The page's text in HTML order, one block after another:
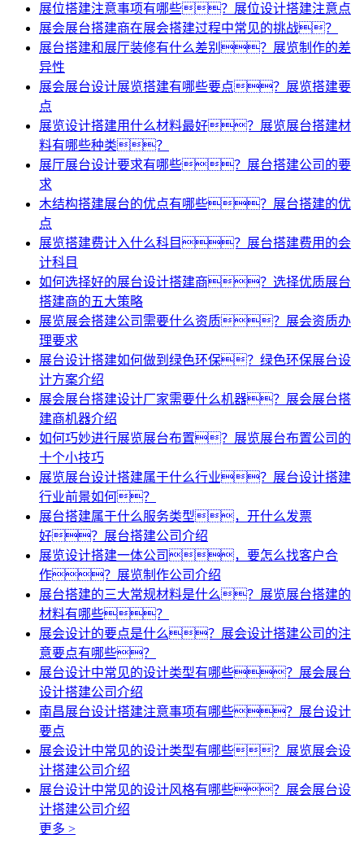
展位搭建注意事项有哪些？展位设计搭建注意点
展会展台搭建商在展会搭建过程中常见的挑战？
展台搭建和展厅装修有什么差别？展览制作的差
异性
展会展台设计展览搭建有哪些要点？展览搭建要
点
展览设计搭建用什么材料最好？展览展台搭建材
料有哪些种类？
展厅展台设计要求有哪些？展台搭建公司的要
求
木结构搭建展台的优点有哪些？展台搭建的优
点
展览搭建费计入什么科目？展台搭建费用的会
计科目
如何选择好的展台设计搭建商？选择优质展台
搭建商的五大策略
展览展会搭建公司需要什么资质？展会资质办
理要求
展台设计搭建如何做到绿色环保？绿色环保展台设
计方案介绍
展会展台搭建设计厂家需要什么机器？展会展台搭
建商机器介绍
如何巧妙进行展览展台布置？展览展台布置公司的
十个小技巧
展览展台设计搭建属于什么行业？展台设计搭建
行业前景如何？
展台搭建属于什么服务类型，开什么发票
好？展台搭建公司介绍
展览设计搭建一体公司，要怎么找客户合
作？展览制作公司介绍
展台搭建的三大常规材料是什么？展览展台搭建的
材料有哪些？
展会设计的要点是什么？展会设计搭建公司的注
意要点有哪些？
展台设计中常见的设计类型有哪些？展会展台
设计搭建公司介绍
南昌展台设计搭建注意事项有哪些？展台设计
要点
展会设计中常见的设计类型有哪些？展览展会设
计搭建公司介绍
展台设计中常见的设计风格有哪些？展会展台设
计搭建公司介绍
更多 >